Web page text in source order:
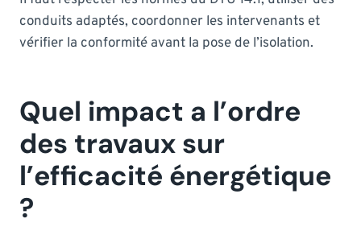
conduits adaptés, coordonner les intervenants et
vérifier la conformité avant la pose de l’isolation.
Quel impact a l’ordre
des travaux sur
l’efficacité énergétique
?